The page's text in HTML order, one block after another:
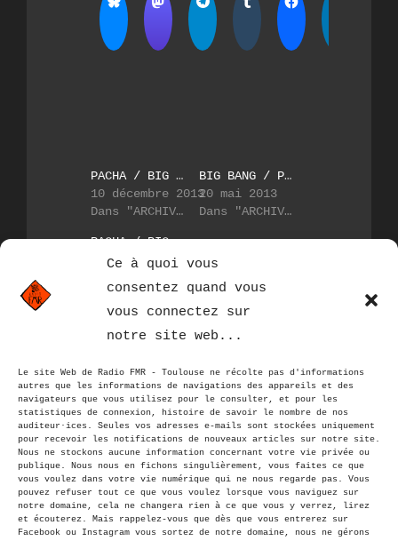
Ce à quoi vous
consentez quand vous
vous connectez sur
notre site web...
Le site Web de Radio FMR - Toulouse ne récolte pas d'informations
autres que les informations de navigations des appareils et des
navigateurs que vous utilisez pour le consulter, et pour les
statistiques de connexion, histoire de savoir le nombre de nos
auditeur·ices. Seules vos adresses e-mails sont stockées uniquement
pour recevoir les notifications de nouveaux articles sur notre site.
Nous ne stockons aucune information concernant votre vie privée ou
publique. Nous nous en fichons singulièrement, vous faites ce que
vous voulez dans votre vie numérique qui ne nous regarde pas. Vous
pouvez refuser tout ce que vous voulez lorsque vous naviguez sur
notre domaine, cela ne changera rien à ce que vous y verrez, lirez
et écouterez. Mais rappelez-vous que dès que vous entrerez sur
Facebook ou Instagram vous sortez de notre domaine, nous ne gérons
PACHA / BIG BANG = DUBSTEP PRESSURE 12 , 29 NOVEMBRE 2013
10 décembre 2013
Dans "ARCHIVES"
BIG BANG / PACHA : DUBSTEP PRESSURE 9 , 26 AVRIL 2013
20 mai 2013
Dans "ARCHIVES"
PACHA / BIG BANG : DUBSTEP PRESSURE N°8
12 mars 2013